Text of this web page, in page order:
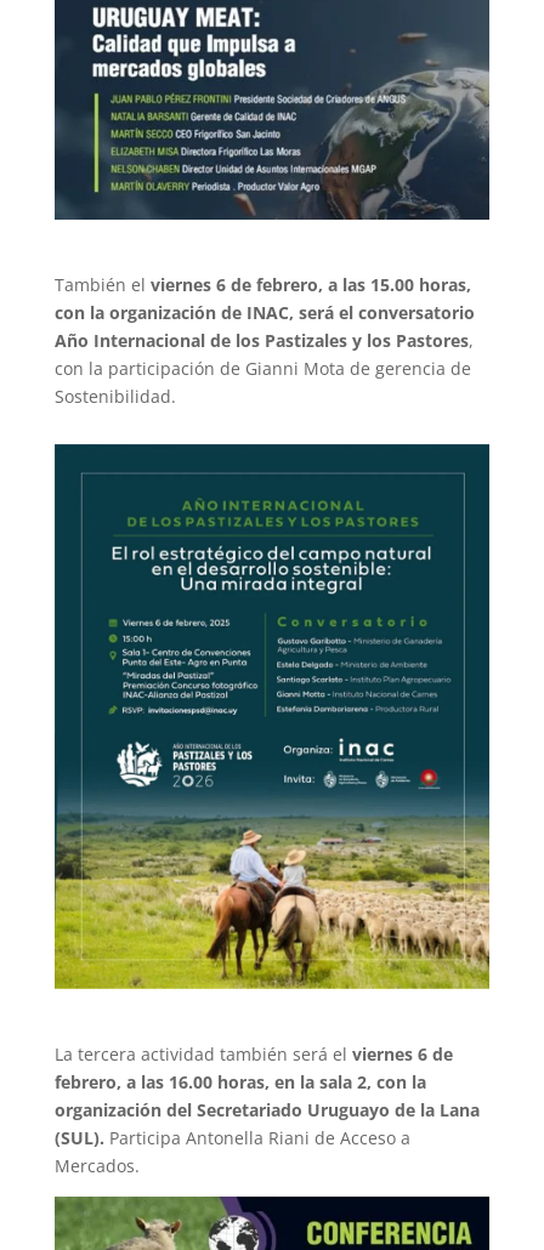
También el viernes 6 de febrero, a las 15.00 horas,
con la organización de INAC, será el conversatorio
Año Internacional de los Pastizales y los Pastores,
con la participación de Gianni Mota de gerencia de
Sostenibilidad.
La tercera actividad también será el viernes 6 de
febrero, a las 16.00 horas, en la sala 2, con la
organización del Secretariado Uruguayo de la Lana
(SUL). Participa Antonella Riani de Acceso a
Mercados.